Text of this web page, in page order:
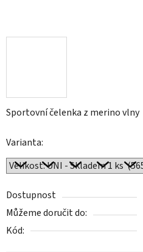
Sportovní čelenka z merino vlny
Varianta:
Dostupnost
Můžeme doručit do:
Kód: